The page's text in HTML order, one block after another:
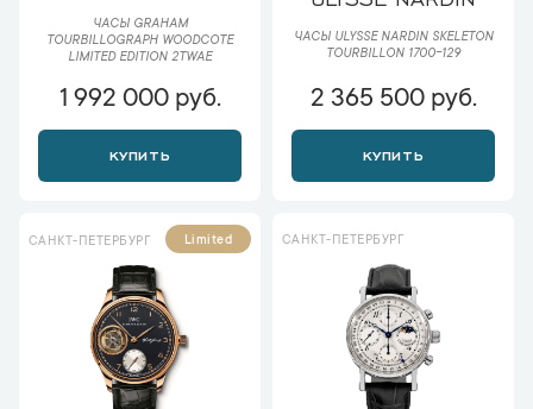
ЧАСЫ GRAHAM
TOURBILLOGRAPH WOODCOTE
LIMITED EDITION 2TWAE
1 992 000 руб.
КУПИТЬ
ЧАСЫ ULYSSE NARDIN SKELETON
TOURBILLON 1700-129
2 365 500 руб.
КУПИТЬ
САНКТ-ПЕТЕРБУРГ Limited САНКТ-ПЕТЕРБУРГ